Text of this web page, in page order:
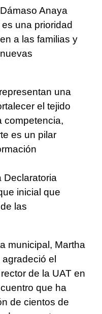
Anaya
una prioridad
a las familias y
una
el tejido
competencia,
es un pilar
Declaratoria
inicial que
las
municipal, Martha
el
de la UAT en
que ha
de cientos de